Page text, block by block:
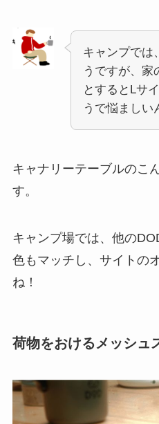
キャンプでは
うですが、家
とするとLサ
うで悩ましい
キャナリーテーブルのこ
す。
キャンプ場では、他の
色もマッチし、サイトの
ね！
荷物をおけるメッシュ